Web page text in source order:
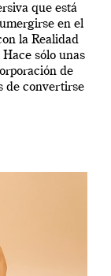
que está
en el
la Realidad
sólo unas
de
de convertirse
[…]